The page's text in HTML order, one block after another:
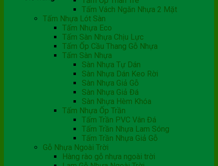
Tấm Vách Ngăn Nhựa 2 Mặt
Tấm Nhựa Lót Sàn
Tấm Nhựa Eco
Tấm Sàn Nhựa Chịu Lực
Tấm Ốp Cầu Thang Gỗ Nhựa
Tấm Sàn Nhựa
Sàn Nhựa Tự Dán
Sàn Nhựa Dán Keo Rời
Sàn Nhựa Giả Gỗ
Sàn Nhựa Giả Đá
Sàn Nhựa Hèm Khóa
Tấm Nhựa Ốp Trần
Tấm Trần PVC Vân Đá
Tấm Trần Nhựa Lam Sóng
Tấm Trần Nhựa Giả Gỗ
Gỗ Nhựa Ngoài Trời
Hàng rào gỗ nhựa ngoài trời